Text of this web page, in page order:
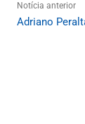
Notícia anterior
Adriano